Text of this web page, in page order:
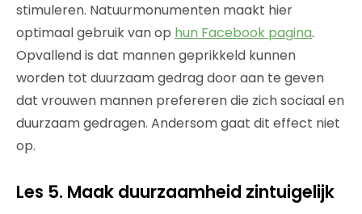
stimuleren. Natuurmonumenten maakt hier
optimaal gebruik van op hun Facebook pagina.
Opvallend is dat mannen geprikkeld kunnen
worden tot duurzaam gedrag door aan te geven
dat vrouwen mannen prefereren die zich sociaal en
duurzaam gedragen. Andersom gaat dit effect niet
op.
Les 5. Maak duurzaamheid zintuigelijk